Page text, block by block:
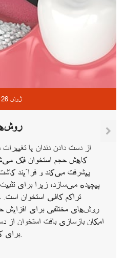
26 ژوئن
از دست دادن دندان یا
کاهش حجم استخوان فک
پیشرفت می‌کند و فرآیند
پیچیده می‌سازد، زیرا برای تثبیت
تراکم کافی استخوان است.
روش‌های مختلفی برای افزایش
امکان بازسازی بافت استخوان از
برای کاشت ایمپلنت را فراهم می‌کند.